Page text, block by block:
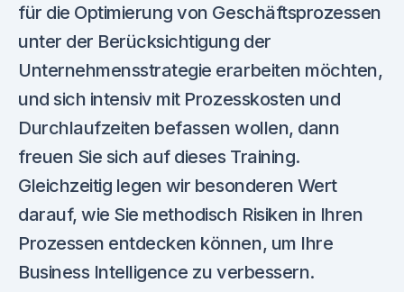
für die Optimierung von Geschäftsprozessen
unter der Berücksichtigung der
Unternehmensstrategie erarbeiten möchten,
und sich intensiv mit Prozesskosten und
Durchlaufzeiten befassen wollen, dann
freuen Sie sich auf dieses Training.
Gleichzeitig legen wir besonderen Wert
darauf, wie Sie methodisch Risiken in Ihren
Prozessen entdecken können, um Ihre
Business Intelligence zu verbessern.